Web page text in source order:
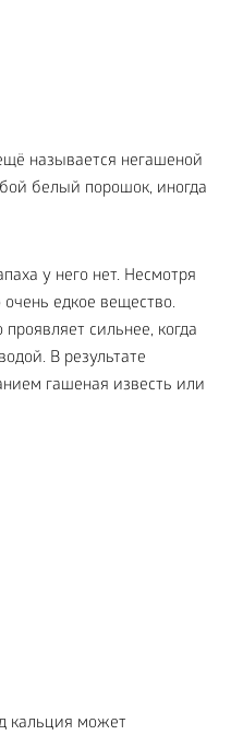
называется негашеной
белый порошок, иногда
у него нет. Несмотря
едкое вещество.
сильнее, когда
В результате
гашеная известь или
кальция может